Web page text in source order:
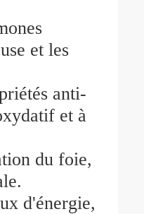
et les
anti-
et à
du foie,
d'énergie,